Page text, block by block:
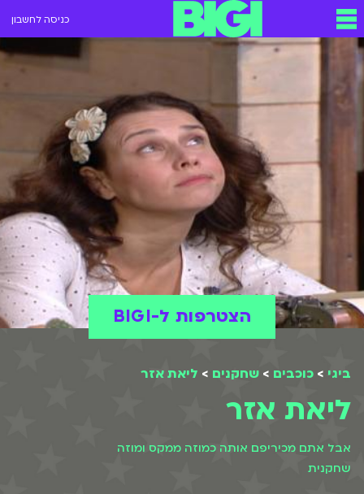
כניסה לחשבון
ביגי > כוכבים > שחקנים > ליאת אזר
ליאת אזר
אבל אתם מכיריפם אותה כמוזה ממקס ומוזה
שחקנית
הצטרפות ל-BIGI